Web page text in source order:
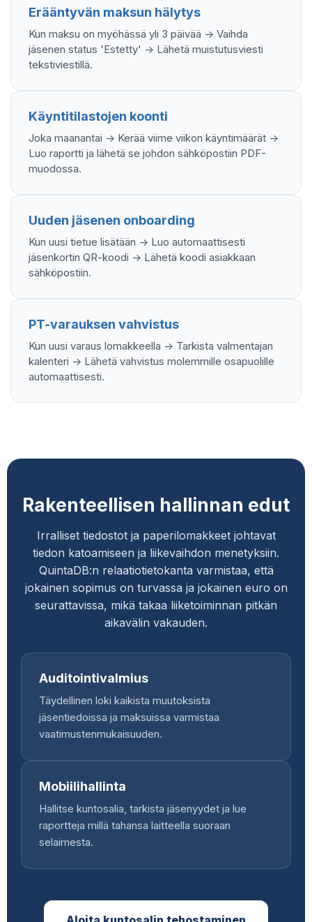
Erääntyvän maksun hälytys
Kun maksu on myöhässä yli 3 päivää -> Vaihda
jäsenen status 'Estetty' -> Lähetä muistutusviesti
tekstiviestillä.
Käyntitilastojen koonti
Joka maanantai -> Kerää viime viikon käyntimäärät ->
Luo raportti ja lähetä se johdon sähköpostiin PDF-
muodossa.
Uuden jäsenen onboarding
Kun uusi tietue lisätään -> Luo automaattisesti
jäsenkortin QR-koodi -> Lähetä koodi asiakkaan
sähköpostiin.
PT-varauksen vahvistus
Kun uusi varaus lomakkeella -> Tarkista valmentajan
kalenteri -> Lähetä vahvistus molemmille osapuolille
automaattisesti.
Rakenteellisen hallinnan edut
Irralliset tiedostot ja paperilomakkeet johtavat
tiedon katoamiseen ja liikevaihdon menetyksiin.
QuintaDB:n relaatiotietokanta varmistaa, että
jokainen sopimus on turvassa ja jokainen euro on
seurattavissa, mikä takaa liiketoiminnan pitkän
aikavälin vakauden.
Auditointivalmius
Täydellinen loki kaikista muutoksista
jäsentiedoissa ja maksuissa varmistaa
vaatimustenmukaisuuden.
Mobiilihallinta
Hallitse kuntosalia, tarkista jäsenyydet ja lue
raportteja millä tahansa laitteella suoraan
selaimesta.